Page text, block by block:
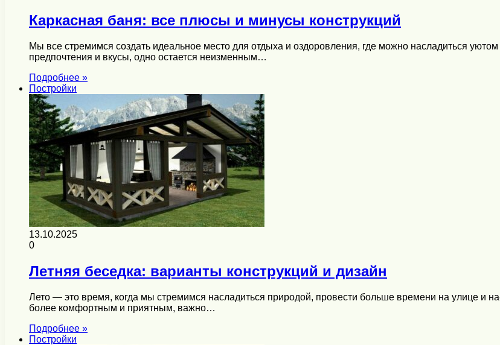
Каркасная баня: все плюсы и минусы конструкций
Мы все стремимся создать идеальное место для отдыха и оздоровления, где можно насладиться
предпочтения и вкусы, одно остается неизменным…
Подробнее »
Постройки
13.10.2025
0
Летняя беседка: варианты конструкций и дизайн
Лето — это время, когда мы стремимся насладиться природой, провести больше времени на улице и
более комфортным и приятным, важно…
Подробнее »
Постройки